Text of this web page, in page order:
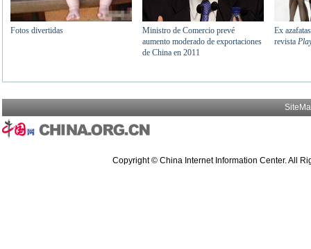
Copyright © China Internet Information Center. All